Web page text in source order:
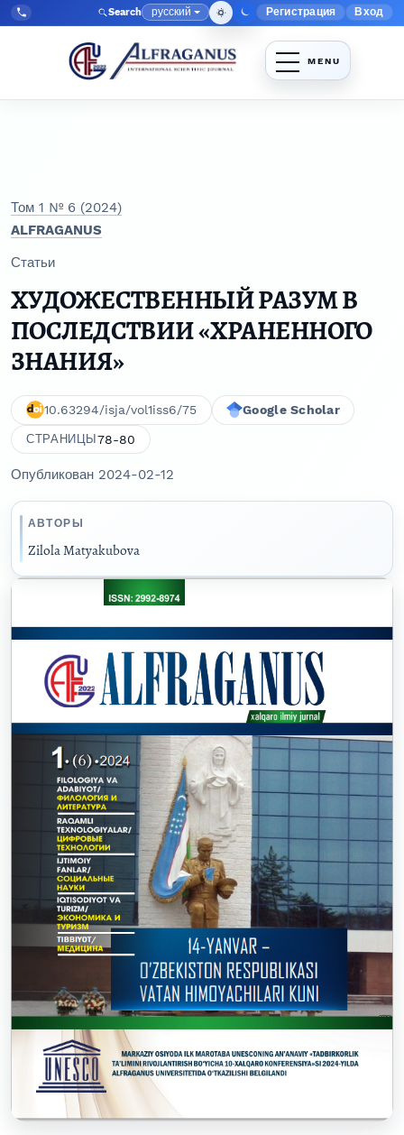
Перейти к главному меню навигации
Перейти к основному контенту
Перейти к нижнему колонтитулу сайта
Tel:
+998903350930 Search Язык
русский Меню
Регистрация Вход
Том 1 № 6 (2024)
ALFRAGANUS
Статьи
ХУДОЖЕСТВЕННЫЙ РАЗУМ В
ПОСЛЕДСТВИИ «ХРАНЕННОГО
ЗНАНИЯ»
10.63294/isja/vol1iss6/75 Google Scholar
СТРАНИЦЫ78-80
Опубликован 2024-02-12
АВТОРЫ
Zilola Matyakubova